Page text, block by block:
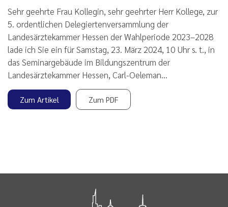
Sehr geehrte Frau Kollegin, sehr geehrter Herr Kollege, zur
5. ordentlichen Delegiertenversammlung der
Landesärztekammer Hessen der Wahlperiode 2023–2028
lade ich Sie ein für Samstag, 23. März 2024, 10 Uhr s. t., in
das Seminargebäude im Bildungszentrum der
Landesärztekammer Hessen, Carl-Oeleman…
Zum Artikel Zum PDF